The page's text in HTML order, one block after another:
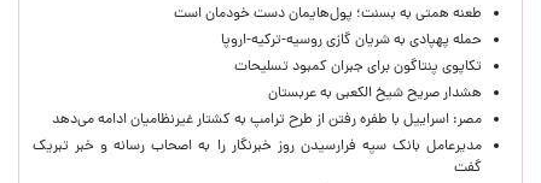
طعنه همتی به بسنت؛ پول‌هایمان دست خودمان است
حمله پهپادی به شریان گازی روسیه-ترکیه-اروپا
تکاپوی پنتاگون برای جبران کمبود تسلیحات
هشدار صریح شیخ الکعبی به عربستان
مصر: اسراییل با طفره رفتن از طرح ترامپ به کشتار غیرنظامیان ادامه می‌دهد
مدیرعامل بانک سپه فرارسیدن روز خبرنگار را به اصحاب رسانه و خبر تبریک
گفت